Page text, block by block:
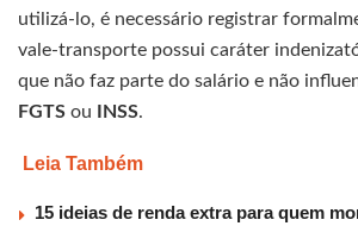
utilizá-lo, é necessário registrar
vale-transporte possui caráter
que não faz parte do salário e não
FGTS ou INSS.
Leia Também
15 ideias de renda extra para quem